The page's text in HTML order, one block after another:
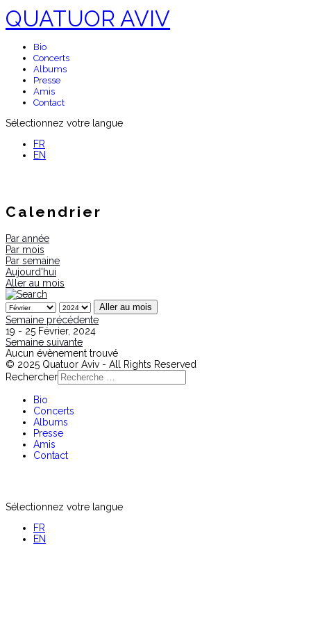
QUATUOR AVIV
Bio
Concerts
Albums
Presse
Amis
Contact
Sélectionnez votre langue
FR
EN
Calendrier
Par année
Par mois
Par semaine
Aujourd'hui
Aller au mois
Aller au mois
Semaine précédente
19 - 25 Février, 2024
Semaine suivante
Aucun évènement trouvé
© 2025 Quatuor Aviv - All Rights Reserved
Rechercher
Bio
Concerts
Albums
Presse
Amis
Contact
Sélectionnez votre langue
FR
EN